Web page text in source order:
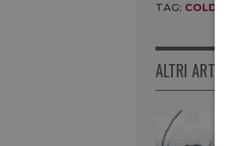
TAG: COLDIRETTI
ALTRI ARTICOLI